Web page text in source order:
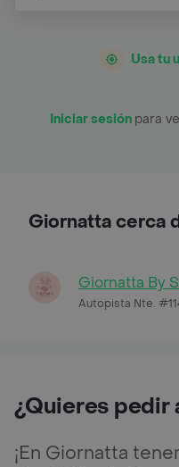
Usa tu
Iniciar sesión para
Giornatta cerca
Giornatta By
Autopista Nte.
¿Quieres pedir
¡En Giornatta